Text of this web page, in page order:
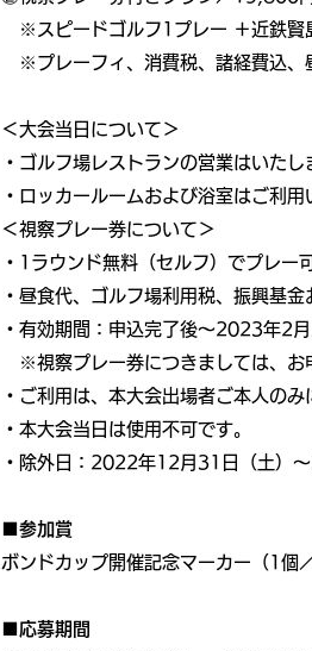
※スピードゴルフ1プレー ＋近鉄賢
※プレーフィ、消費税、諸経費込、
＜大会当日について＞
・ゴルフ場レストランの営業はいたし
・ロッカールームおよび浴室はご利用
＜視察プレー券について＞
・1ラウンド無料（セルフ）でプレー
・昼食代、ゴルフ場利用税、振興基
・有効期間：申込完了後～2023年2月
※視察プレー券につきましては、お
・ご利用は、本大会出場者ご本人のみ
・本大会当日は使用不可です。
・除外日：2022年12月31日（土）
■参加賞
ボンドカップ開催記念マーカー（1個／
■応募期間